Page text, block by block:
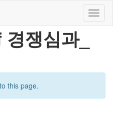
쟁심과_
this page.